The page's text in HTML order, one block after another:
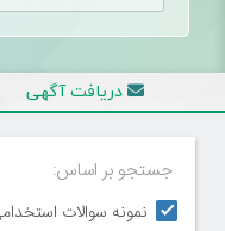
دریافت آگهی
جستجو بر اساس:
نمونه سوالات